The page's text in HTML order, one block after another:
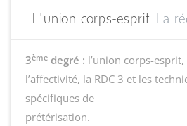
L'union corps-esprit La
3ème degré : l’union corps-
l’affectivité, la RDC 3 et les
spécifiques de
prétérisation.